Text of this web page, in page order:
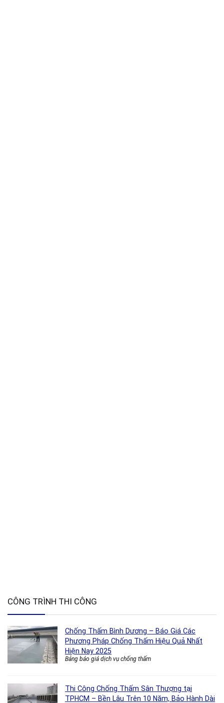
CÔNG TRÌNH THI CÔNG
Chống Thấm Bình Dương – Báo Giá Các
Phương Pháp Chống Thấm Hiệu Quả Nhất
Hiện Nay 2025
Bảng báo giá dịch vụ chống thấm
Thi Công Chống Thấm Sân Thượng tại
TPHCM – Bền Lâu Trên 10 Năm, Bảo Hành Dài